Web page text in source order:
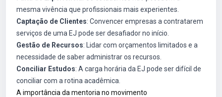
mesma vivência que profissionais mais experientes.
Captação de Clientes: Convencer empresas a contratarem
serviços de uma EJ pode ser desafiador no início.
Gestão de Recursos: Lidar com orçamentos limitados e a
necessidade de saber administrar os recursos.
Conciliar Estudos: A carga horária da EJ pode ser difícil de
conciliar com a rotina acadêmica.
A importância da mentoria no movimento